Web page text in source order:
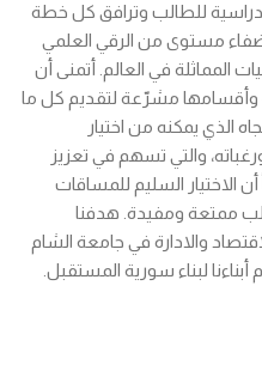
للطالب وترافق كل خطة
مستوى من الرقي العلمي
المماثلة في العالم. أتمنى أن
وأقسامها مشرّعة لتقديم كل ما
الذي يمكنه من اختيار
والتي تسهم في تعزيز
الاختيار السليم للمساقات
ممتعة ومفيدة. هدفنا
والادارة في جامعة الشام
لبناء سورية المستقبل.